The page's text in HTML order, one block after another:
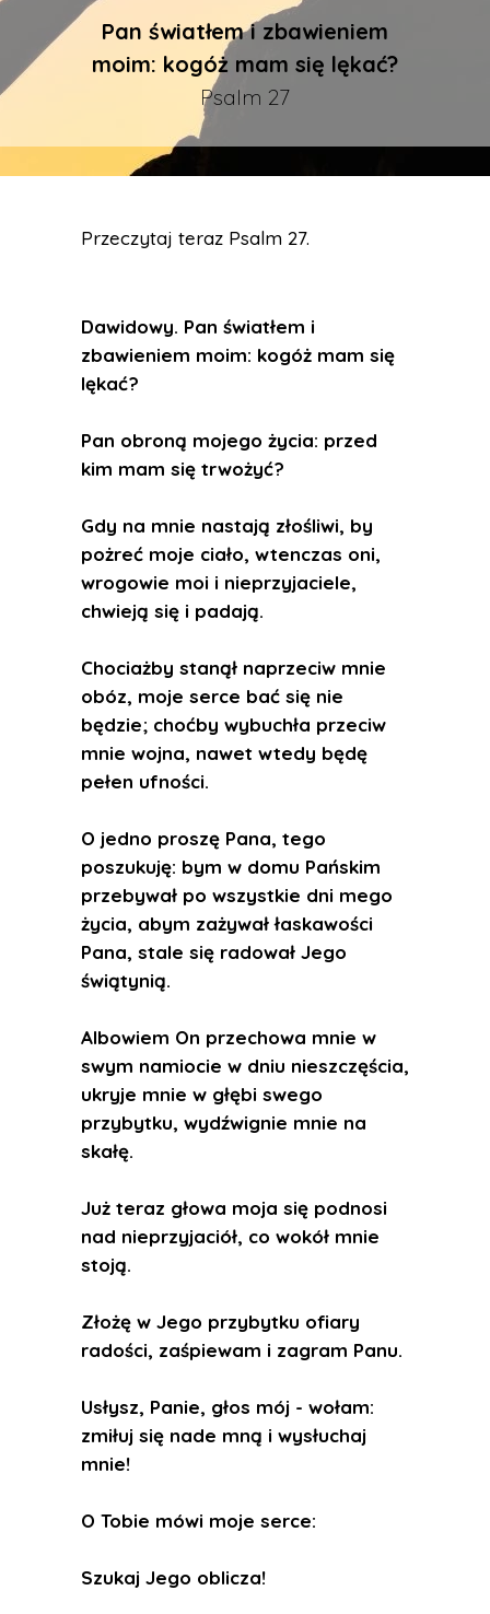
Pan światłem i zbawieniem
moim: kogóż mam się lękać?
Psalm 27
Przeczytaj teraz Psalm 27.
Dawidowy. Pan światłem i
zbawieniem moim: kogóż mam się
lękać?
Pan obroną mojego życia: przed
kim mam się trwożyć?
Gdy na mnie nastają złośliwi, by
pożreć moje ciało, wtenczas oni,
wrogowie moi i nieprzyjaciele,
chwieją się i padają.
Chociażby stanął naprzeciw mnie
obóz, moje serce bać się nie
będzie; choćby wybuchła przeciw
mnie wojna, nawet wtedy będę
pełen ufności.
O jedno proszę Pana, tego
poszukuję: bym w domu Pańskim
przebywał po wszystkie dni mego
życia, abym zażywał łaskawości
Pana, stale się radował Jego
świątynią.
Albowiem On przechowa mnie w
swym namiocie w dniu nieszczęścia,
ukryje mnie w głębi swego
przybytku, wydźwignie mnie na
skałę.
Już teraz głowa moja się podnosi
nad nieprzyjaciół, co wokół mnie
stoją.
Złożę w Jego przybytku ofiary
radości, zaśpiewam i zagram Panu.
Usłysz, Panie, głos mój - wołam:
zmiłuj się nade mną i wysłuchaj
mnie!
O Tobie mówi moje serce:
Szukaj Jego oblicza!